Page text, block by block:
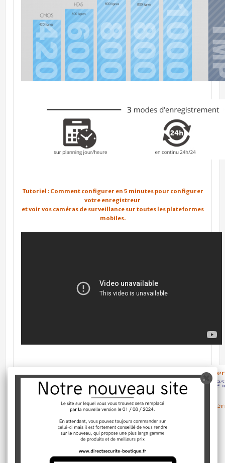
Tutoriel : Comment configurer en 5 minutes pour configurer
votre enregistreur
et voir vos caméras de surveillance sur toutes les plateformes
mobiles.